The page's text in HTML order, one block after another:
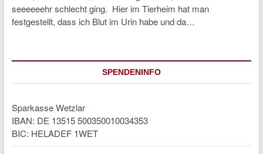
seeeeeehr schlecht ging. Hier im Tierheim hat man
festgestellt, dass ich Blut im Urin habe und da…
SPENDENINFO
Sparkasse Wetzlar
IBAN: DE 13515 500350010034353
BIC: HELADEF 1WET